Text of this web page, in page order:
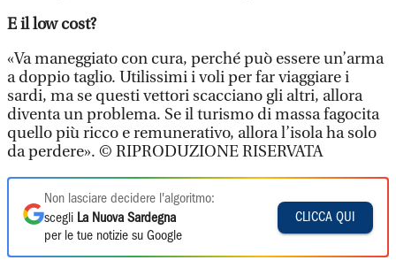
E il low cost?
«Va maneggiato con cura, perché può essere un’arma
a doppio taglio. Utilissimi i voli per far viaggiare i
sardi, ma se questi vettori scacciano gli altri, allora
diventa un problema. Se il turismo di massa fagocita
quello più ricco e remunerativo, allora l’isola ha solo
da perdere». © RIPRODUZIONE RISERVATA
Non lasciare decidere l'algoritmo:
scegli La Nuova Sardegna
per le tue notizie su Google
CLICCA QUI